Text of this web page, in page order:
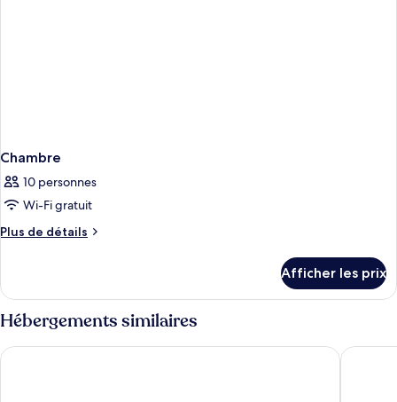
Chambre
10 personnes
Wi-Fi gratuit
Plus de détails
Plus
Chambre
Afficher les prix
Hébergements similaires
Hotel Chrome Montreal Lelux